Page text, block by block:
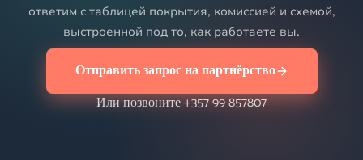
ответим с таблицей покрытия, комиссией и схемой,
выстроенной под то, как работаете вы.
Отправить запрос на партнёрство
Или позвоните +357 99 857807